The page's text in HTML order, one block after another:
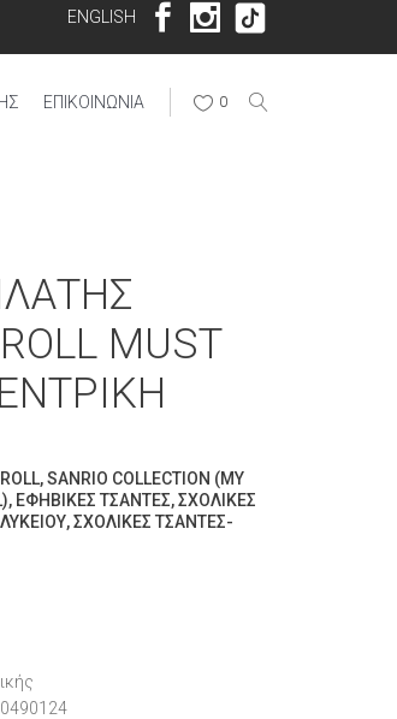
ENGLISH
ΕΠΙΚΟΙΝΩΝΊΑ 0
MUST
,SANRIO COLLECTION (MY
, ΕΦΗΒΙΚΈΣ ΤΣΆΝΤΕΣ,ΣΧΟΛΙΚΈΣ
,ΣΧΟΛΙΚΈΣ ΤΣΆΝΤΕΣ-